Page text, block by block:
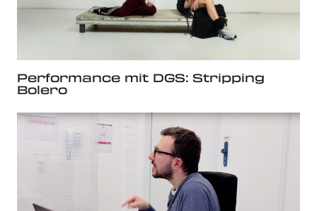
Performance mit DGS: Stripping
Bolero